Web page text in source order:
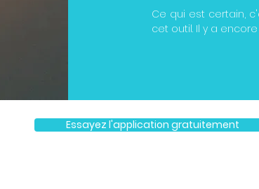
Ce qui est certain,
cet outil. Il y a
Essayez l'application gratuitement